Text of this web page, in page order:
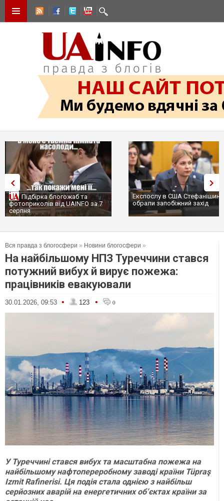
Підбірка блогожаб та
фотоприколів від UAINFO за 7
серпня
Експослу в США
обрали запобіжний захід
Вся правда з блогосфери » Новини блогосфери »
На найбільшому НПЗ Туреччини стався
потужний вибух й вирує пожежа:
працівників евакуювали
30.01.2026, 09:53 • 123 • 0
У Туреччині стався вибух та масштабна пожежа на
найбільшому нафтопереробному заводі країни Tüpraş
Izmit Rafinerisi. Ця подія стала однією з найбільш
серйозних аварій на енергетичних об’єктах країни за